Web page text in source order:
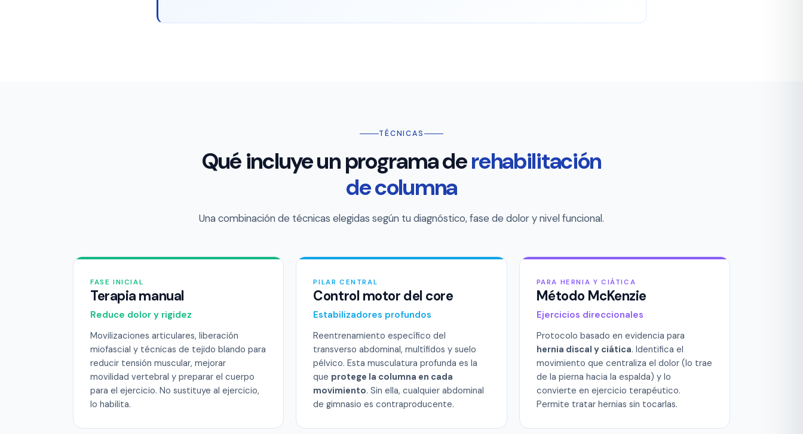
TÉCNICAS
Qué incluye un programa derehabilitación
de columna
Una combinación de técnicas elegidas según tu diagnóstico, fase de dolor y nivel funcional.
FASE INICIAL
Terapia manual
Reduce dolor y rigidez
Movilizaciones articulares, liberación
miofascial y técnicas de tejido blando para
reducir tensión muscular, mejorar
movilidad vertebral y preparar el cuerpo
para el ejercicio. No sustituye al ejercicio,
lo habilita.
PILAR CENTRAL
Control motor del core
Estabilizadores profundos
Reentrenamiento específico del
transverso abdominal, multífidos y suelo
pélvico. Esta musculatura profunda es la
que protege la columna en cada
movimiento. Sin ella, cualquier abdominal
de gimnasio es contraproducente.
PARA HERNIA Y CIÁTICA
Método McKenzie
Ejercicios direccionales
Protocolo basado en evidencia para
hernia discal y ciática. Identifica el
movimiento que centraliza el dolor (lo trae
de la pierna hacia la espalda) y lo
convierte en ejercicio terapéutico.
Permite tratar hernias sin tocarlas.